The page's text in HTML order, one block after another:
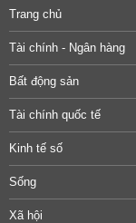
Trang chủ
Tài chính - Ngân hàng
Bất động sản
Tài chính quốc tế
Kinh tế số
Sống
Xã hội